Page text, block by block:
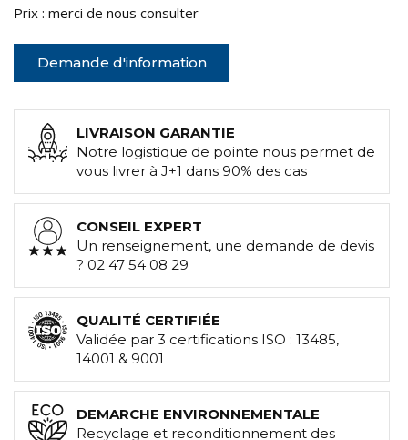
Prix : merci de nous consulter
Demande d'information
LIVRAISON GARANTIE
Notre logistique de pointe nous permet de
vous livrer à J+1 dans 90% des cas
CONSEIL EXPERT
Un renseignement, une demande de devis
? 02 47 54 08 29
QUALITÉ CERTIFIÉE
Validée par 3 certifications ISO : 13485,
14001 & 9001
DEMARCHE ENVIRONNEMENTALE
Recyclage et reconditionnement des